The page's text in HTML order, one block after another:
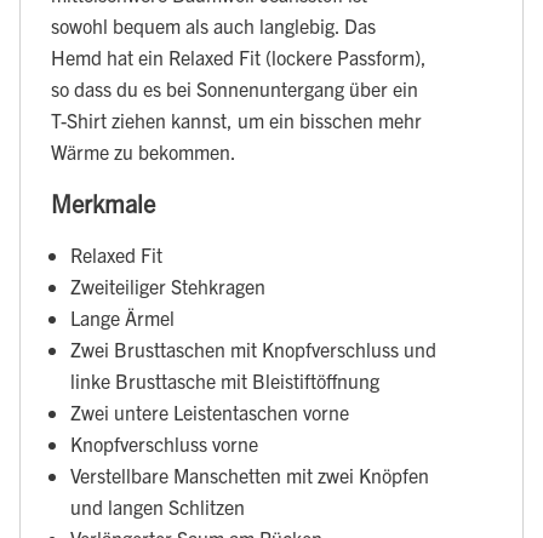
sowohl bequem als auch langlebig. Das
Hemd hat ein Relaxed Fit (lockere Passform),
so dass du es bei Sonnenuntergang über ein
T-Shirt ziehen kannst, um ein bisschen mehr
Wärme zu bekommen.
Merkmale
Relaxed Fit
Zweiteiliger Stehkragen
Lange Ärmel
Zwei Brusttaschen mit Knopfverschluss und
linke Brusttasche mit Bleistiftöffnung
Zwei untere Leistentaschen vorne
Knopfverschluss vorne
Verstellbare Manschetten mit zwei Knöpfen
und langen Schlitzen